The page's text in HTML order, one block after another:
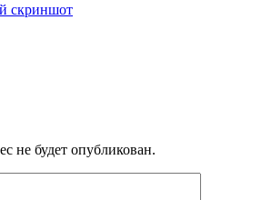
скриншот
не будет опубликован.